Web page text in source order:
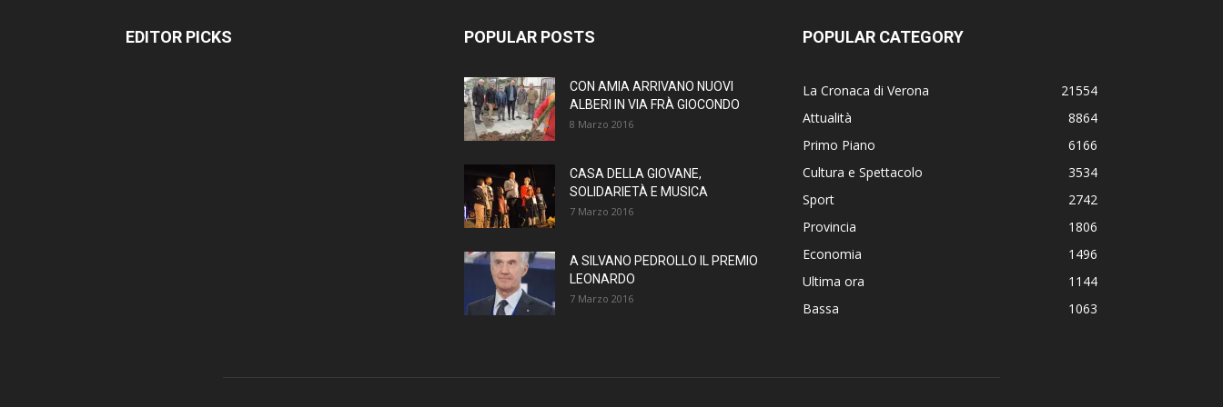
EDITOR PICKS POPULAR POSTS
CON AMIA ARRIVANO NUOVI
ALBERI IN VIA FRÀ GIOCONDO
8 Marzo 2016
CASA DELLA GIOVANE,
SOLIDARIETÀ E MUSICA
7 Marzo 2016
A SILVANO PEDROLLO IL PREMIO
LEONARDO
7 Marzo 2016
POPULAR CATEGORY
La Cronaca di Verona
21554
Attualità
8864
Primo Piano
6166
Cultura e Spettacolo
3534
Sport
2742
Provincia
1806
Economia
1496
Ultima ora
1144
Bassa
1063